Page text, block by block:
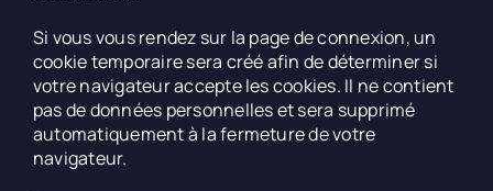
Si vous vous rendez sur la page de connexion, un
cookie temporaire sera créé afin de déterminer si
votre navigateur accepte les cookies. Il ne contient
pas de données personnelles et sera supprimé
automatiquement à la fermeture de votre
navigateur.